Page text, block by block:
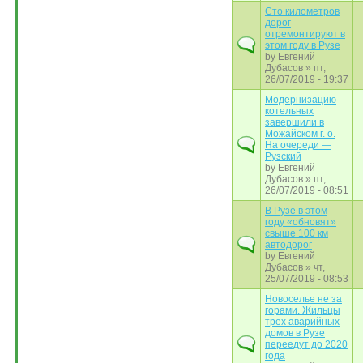
Сто километров
дорог
отремонтируют в
этом году в Рузе
by Евгений
Дубасов » пт,
26/07/2019 - 19:37
Модернизацию
котельных
завершили в
Можайском г. о.
На очереди —
Рузский
by Евгений
Дубасов » пт,
26/07/2019 - 08:51
В Рузе в этом
году «обновят»
свыше 100 км
автодорог
by Евгений
Дубасов » чт,
25/07/2019 - 08:53
Новоселье не за
горами. Жильцы
трех аварийных
домов в Рузе
переедут до 2020
года